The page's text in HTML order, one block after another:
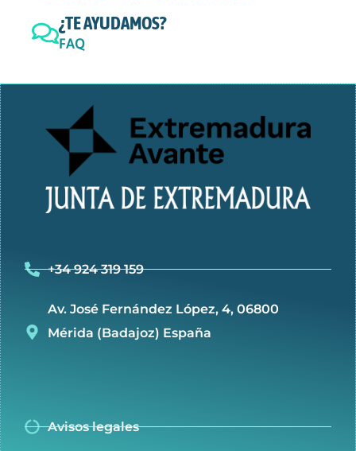
¿TE AYUDAMOS?
FAQ
+34 924 319 159
Av. José Fernández López, 4, 06800
Mérida (Badajoz) España
Avisos legales